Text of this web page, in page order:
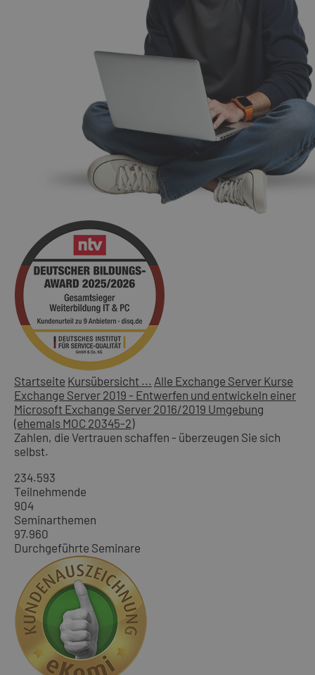
Startseite Kursübersicht ... Alle Exchange Server Kurse
Exchange Server 2019 - Entwerfen und entwickeln einer
Microsoft Exchange Server 2016/2019 Umgebung
(ehemals MOC 20345-2)
Zahlen, die Vertrauen schaffen - überzeugen Sie sich
selbst.
234.593
Teilnehmende
904
Seminarthemen
97.960
Durchgeführte Seminare